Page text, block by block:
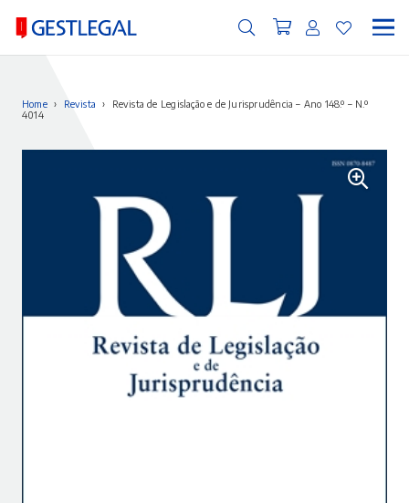
Home › Revista ›
Revista de Legislação e de Jurisprudência – Ano 148.º – N.º
4014